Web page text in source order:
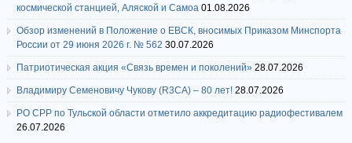
космической станцией, Аляской и Самоа 01.08.2026
Обзор изменений в Положение о ЕВСК, вносимых Приказом Минспорта
России от 29 июня 2026 г. № 562 30.07.2026
Патриотическая акция «Связь времен и поколений» 28.07.2026
Владимиру Семеновичу Чукову (R3CA) – 80 лет! 28.07.2026
РО СРР по Тульской области отметило аккредитацию радиофестивалем
26.07.2026